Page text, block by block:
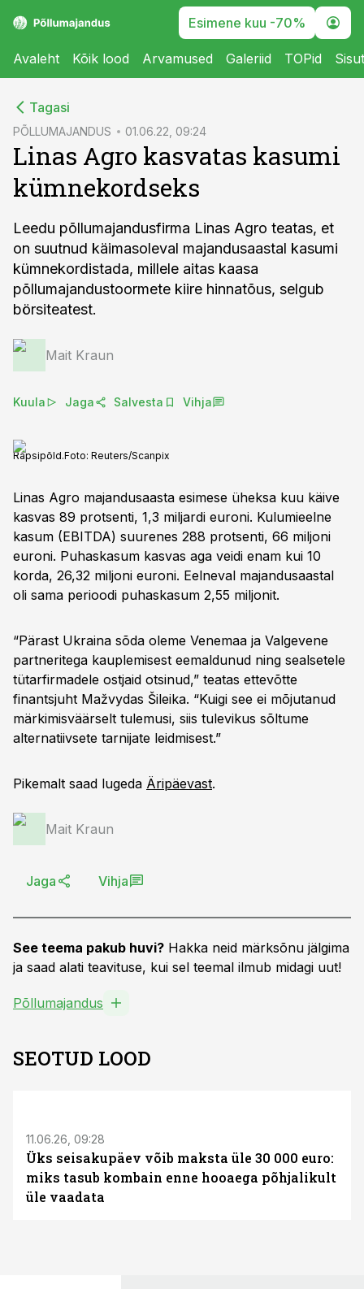
Esimene kuu -70%
Avaleht Kõik lood Arvamused Galeriid TOPid
Tagasi
PÕLLUMAJANDUS 01.06.22, 09:24
Linas Agro kasvatas kasumi
kümnekordseks
Leedu põllumajandusfirma Linas Agro teatas, et
on suutnud käimasoleval majandusaastal kasumi
kümnekordistada, millele aitas kaasa
põllumajandustoormete kiire hinnatõus, selgub
börsiteatest.
Mait Kraun
Kuula Jaga Salvesta Vihja
Rapsipõld.Foto: Reuters/Scanpix
Linas Agro majandusaasta esimese üheksa kuu käive
kasvas 89 protsenti, 1,3 miljardi euroni. Kulumieelne
kasum (EBITDA) suurenes 288 protsenti, 66 miljoni
euroni. Puhaskasum kasvas aga veidi enam kui 10
korda, 26,32 miljoni euroni. Eelneval majandusaastal
oli sama perioodi puhaskasum 2,55 miljonit.
“Pärast Ukraina sõda oleme Venemaa ja Valgevene
partneritega kauplemisest eemaldunud ning sealsetele
tütarfirmadele ostjaid otsinud,” teatas ettevõtte
finantsjuht Mažvydas Šileika. “Kuigi see ei mõjutanud
märkimisväärselt tulemusi, siis tulevikus sõltume
alternatiivsete tarnijate leidmisest.”
Pikemalt saad lugeda Äripäevast.
Mait Kraun
Jaga Vihja
See teema pakub huvi? Hakka neid märksõnu jälgima
ja saad alati teavituse, kui sel teemal ilmub midagi uut!
Põllumajandus
SEOTUD LOOD
11.06.26, 09:28
Üks seisakupäev võib maksta üle 30 000 euro:
miks tasub kombain enne hooaega põhjalikult
üle vaadata